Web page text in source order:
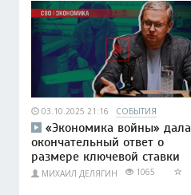
03.10.2025 21:16 СОБЫТИЯ
«Экономика войны» дала
окончательный ответ о
размере ключевой ставки
МИХАИЛ ДЕЛЯГИН 1065